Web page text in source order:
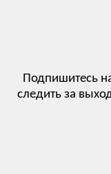
Подпишитесь
следить за